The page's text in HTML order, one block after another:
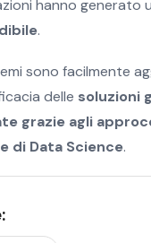
hanno generato
.
sono facilmente
delle soluzioni
grazie agli
di Data Science.